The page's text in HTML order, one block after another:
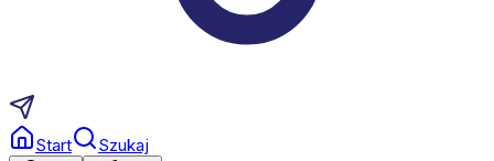
Start Szukaj